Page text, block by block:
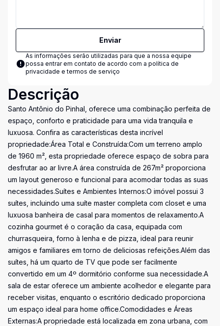
Enviar
As informações serão utilizadas para que a nossa equipe
possa entrar em contato de acordo com a política de
privacidade e termos de serviço
Descrição
Santo Antônio do Pinhal, oferece uma combinação perfeita de
espaço, conforto e praticidade para uma vida tranquila e
luxuosa. Confira as características desta incrível
propriedade:Área Total e Construída:Com um terreno amplo
de 1960 m², esta propriedade oferece espaço de sobra para
desfrutar ao ar livre.A área construída de 267m² proporciona
um layout generoso e funcional para acomodar todas as suas
necessidades.Suítes e Ambientes Internos:O imóvel possui 3
suítes, incluindo uma suíte master completa com closet e uma
luxuosa banheira de casal para momentos de relaxamento.A
cozinha gourmet é o coração da casa, equipada com
churrasqueira, forno à lenha e de pizza, ideal para reunir
amigos e familiares em torno de deliciosas refeições.Além das
suítes, há um quarto de TV que pode ser facilmente
convertido em um 4º dormitório conforme sua necessidade.A
sala de estar oferece um ambiente acolhedor e elegante para
receber visitas, enquanto o escritório dedicado proporciona
um espaço ideal para home office.Comodidades e Áreas
Externas:A propriedade está localizada em zona urbana, com